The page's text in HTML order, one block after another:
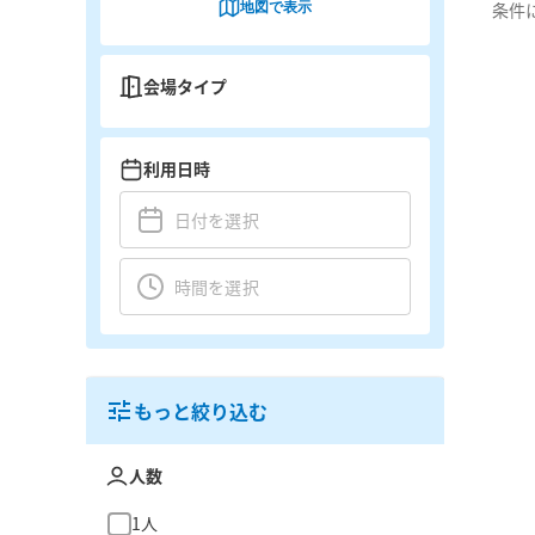
条件
地図で表示
会場タイプ
利用日時
もっと絞り込む
人数
1人